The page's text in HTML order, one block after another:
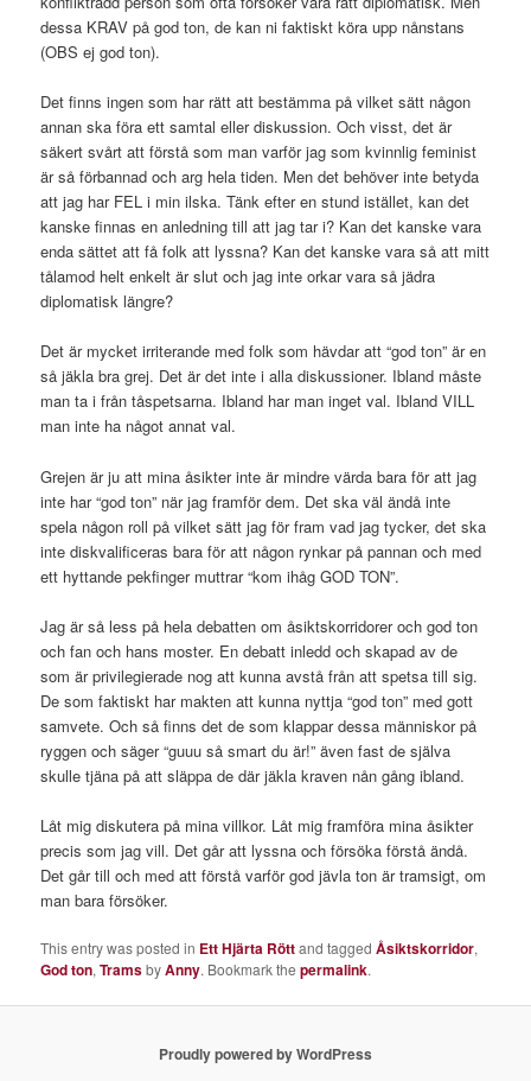
dessa KRAV på god ton, de kan ni faktiskt köra upp nånstans
(OBS ej god ton).
Det finns ingen som har rätt att bestämma på vilket sätt någon
annan ska föra ett samtal eller diskussion. Och visst, det är
säkert svårt att förstå som man varför jag som kvinnlig feminist
är så förbannad och arg hela tiden. Men det behöver inte betyda
att jag har FEL i min ilska. Tänk efter en stund istället, kan det
kanske finnas en anledning till att jag tar i? Kan det kanske vara
enda sättet att få folk att lyssna? Kan det kanske vara så att mitt
tålamod helt enkelt är slut och jag inte orkar vara så jädra
diplomatisk längre?
Det är mycket irriterande med folk som hävdar att “god ton” är en
så jäkla bra grej. Det är det inte i alla diskussioner. Ibland måste
man ta i från tåspetsarna. Ibland har man inget val. Ibland VILL
man inte ha något annat val.
Grejen är ju att mina åsikter inte är mindre värda bara för att jag
inte har “god ton” när jag framför dem. Det ska väl ändå inte
spela någon roll på vilket sätt jag för fram vad jag tycker, det ska
inte diskvalificeras bara för att någon rynkar på pannan och med
ett hyttande pekfinger muttrar “kom ihåg GOD TON”.
Jag är så less på hela debatten om åsiktskorridorer och god ton
och fan och hans moster. En debatt inledd och skapad av de
som är privilegierade nog att kunna avstå från att spetsa till sig.
De som faktiskt har makten att kunna nyttja “god ton” med gott
samvete. Och så finns det de som klappar dessa människor på
ryggen och säger “guuu så smart du är!” även fast de själva
skulle tjäna på att släppa de där jäkla kraven nån gång ibland.
Låt mig diskutera på mina villkor. Låt mig framföra mina åsikter
precis som jag vill. Det går att lyssna och försöka förstå ändå.
Det går till och med att förstå varför god jävla ton är tramsigt, om
man bara försöker.
This entry was posted in Ett Hjärta Röttand taggedÅsiktskorridor,
God ton,TramsbyAnny. Bookmark thepermalink.
Proudly powered by WordPress